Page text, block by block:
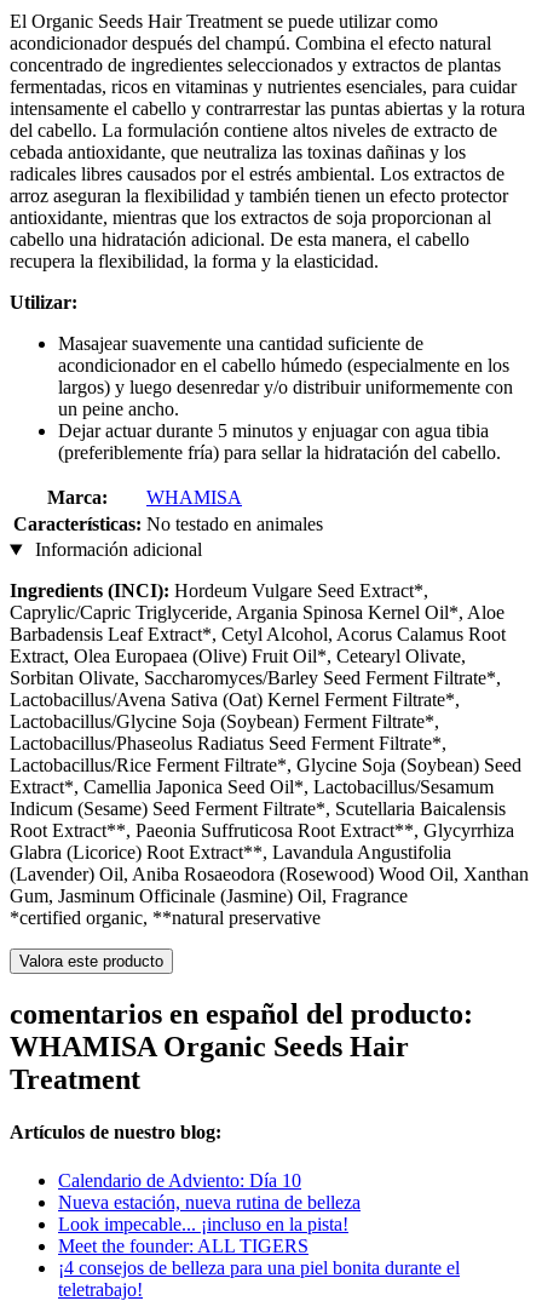
El Organic Seeds Hair Treatment se puede utilizar como
acondicionador después del champú. Combina el efecto natural
concentrado de ingredientes seleccionados y extractos de plantas
fermentadas, ricos en vitaminas y nutrientes esenciales, para cuidar
intensamente el cabello y contrarrestar las puntas abiertas y la rotura
del cabello. La formulación contiene altos niveles de extracto de
cebada antioxidante, que neutraliza las toxinas dañinas y los
radicales libres causados por el estrés ambiental. Los extractos de
arroz aseguran la flexibilidad y también tienen un efecto protector
antioxidante, mientras que los extractos de soja proporcionan al
cabello una hidratación adicional. De esta manera, el cabello
recupera la flexibilidad, la forma y la elasticidad.
Utilizar:
Masajear suavemente una cantidad suficiente de
acondicionador en el cabello húmedo (especialmente en los
largos) y luego desenredar y/o distribuir uniformemente con
un peine ancho.
Dejar actuar durante 5 minutos y enjuagar con agua tibia
(preferiblemente fría) para sellar la hidratación del cabello.
Marca:
WHAMISA
Características: No testado en animales
Información adicional
Ingredients (INCI): Hordeum Vulgare Seed Extract*,
Caprylic/Capric Triglyceride, Argania Spinosa Kernel Oil*, Aloe
Barbadensis Leaf Extract*, Cetyl Alcohol, Acorus Calamus Root
Extract, Olea Europaea (Olive) Fruit Oil*, Cetearyl Olivate,
Sorbitan Olivate, Saccharomyces/Barley Seed Ferment Filtrate*,
Lactobacillus/Avena Sativa (Oat) Kernel Ferment Filtrate*,
Lactobacillus/Glycine Soja (Soybean) Ferment Filtrate*,
Lactobacillus/Phaseolus Radiatus Seed Ferment Filtrate*,
Lactobacillus/Rice Ferment Filtrate*, Glycine Soja (Soybean) Seed
Extract*, Camellia Japonica Seed Oil*, Lactobacillus/Sesamum
Indicum (Sesame) Seed Ferment Filtrate*, Scutellaria Baicalensis
Root Extract**, Paeonia Suffruticosa Root Extract**, Glycyrrhiza
Glabra (Licorice) Root Extract**, Lavandula Angustifolia
(Lavender) Oil, Aniba Rosaeodora (Rosewood) Wood Oil, Xanthan
Gum, Jasminum Officinale (Jasmine) Oil, Fragrance
*certified organic, **natural preservative
Valora este producto
comentarios en español del producto:
WHAMISA Organic Seeds Hair
Treatment
Artículos de nuestro blog:
Calendario de Adviento: Día 10
Nueva estación, nueva rutina de belleza
Look impecable... ¡incluso en la pista!
Meet the founder: ALL TIGERS
¡4 consejos de belleza para una piel bonita durante el
teletrabajo!